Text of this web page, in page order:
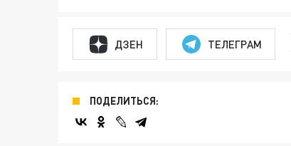
ДЗЕН ТЕЛЕГРАМ
ПОДЕЛИТЬСЯ: